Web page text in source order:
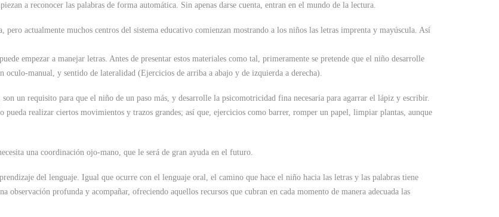
a reconocer las palabras de forma automática. Sin apenas darse cuenta, entran en el mundo de la lectura.
actualmente muchos centros del sistema educativo comienzan mostrando a los niños las letras imprenta y mayúscula. Así
empezar a manejar letras. Antes de presentar estos materiales como tal, primeramente se pretende que el niño desarrolle
oculo-manual, y sentido de lateralidad (Ejercicios de arriba a abajo y de izquierda a derecha).
un requisito para que el niño de un paso más, y desarrolle la psicomotricidad fina necesaria para agarrar el lápiz y escribir.
realizar ciertos movimientos y trazos grandes; así que, ejercicios como barrer, romper un papel, limpiar plantas, aunque
una coordinación ojo-mano, que le será de gran ayuda en el futuro.
del lenguaje. Igual que ocurre con el lenguaje oral, el camino que hace el niño hacia las letras y las palabras tiene
profunda y acompañar, ofreciendo aquellos recursos que cubran en cada momento de manera adecuada las